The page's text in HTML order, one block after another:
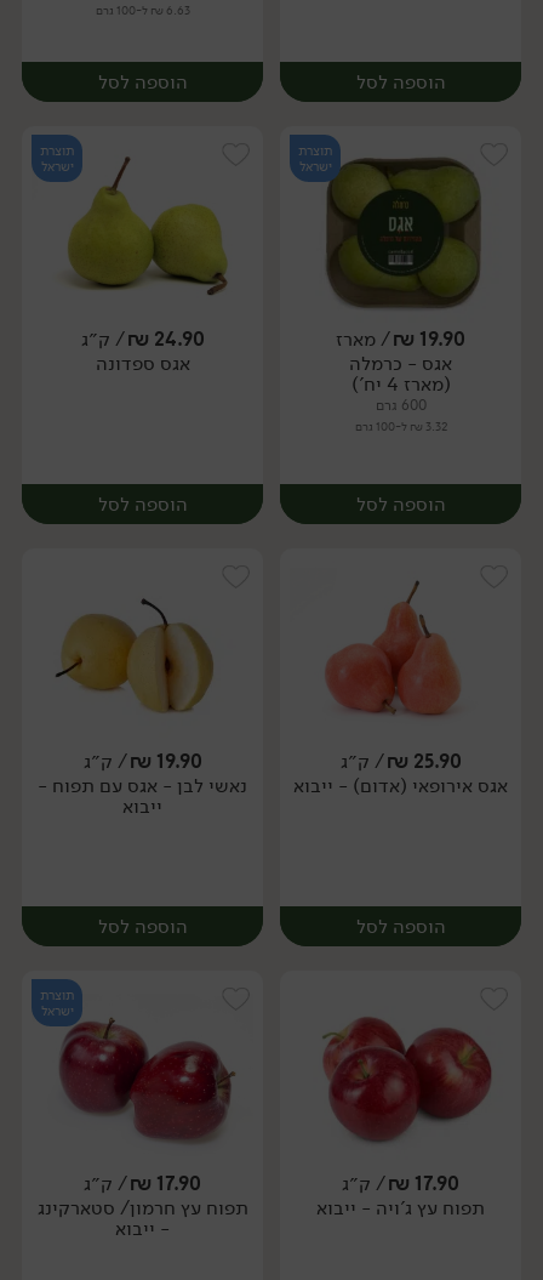
הוספה לסל
יח׳ ק״ג
6.63 ₪ ל-100 גרם
הוספה לסל
מארז
תוצרת
ישראל
19.90
₪/ מארז
אגס - כרמלה
(מארז 4 יח')
600 גרם
3.32 ₪ ל-100 גרם
הוספה לסל
מארז
תוצרת
ישראל
24.90
₪/ ק״ג
אגס ספדונה
הוספה לסל
יח׳ ק״ג
25.90
₪/ ק״ג
אגס אירופאי (אדום) - ייבוא
הוספה לסל
יח׳ ק״ג
19.90
₪/ ק״ג
נאשי לבן - אגס עם תפוח -
ייבוא
הוספה לסל
יח׳ ק״ג
17.90
₪/ ק״ג
תפוח עץ ג'ויה - ייבוא
תוצרת
ישראל
17.90
₪/ ק״ג
תפוח עץ חרמון/ סטארקינג
- ייבוא